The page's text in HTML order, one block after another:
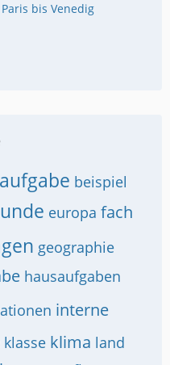
bis Venedig
aufgabe beispiel
europa fach
geographie
hausaufgaben
interne
klasse klima land